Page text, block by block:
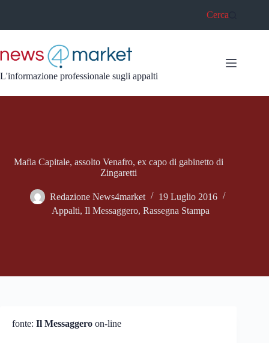
Cerca
L'informazione professionale sugli appalti
Mafia Capitale, assolto Venafro, ex capo di gabinetto di
Zingaretti
Redazione News4market
19 Luglio 2016
Appalti, Il Messaggero, Rassegna Stampa
fonte: Il Messaggero on-line